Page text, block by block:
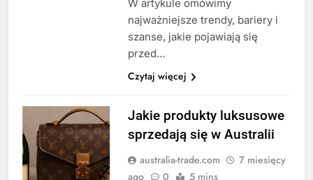
W artykule omówimy
najważniejsze trendy, bariery i
szanse, jakie pojawiają się
przed…
Czytaj więcej
Jakie produkty luksusowe
sprzedają się w Australii
australia-trade.com
7 miesięcy
ago
0 5 mins